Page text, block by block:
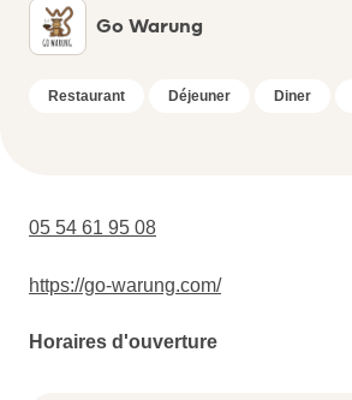
Go Warung
Restaurant Déjeuner Diner
05 54 61 95 08
https://go-warung.com/
Horaires d'ouverture